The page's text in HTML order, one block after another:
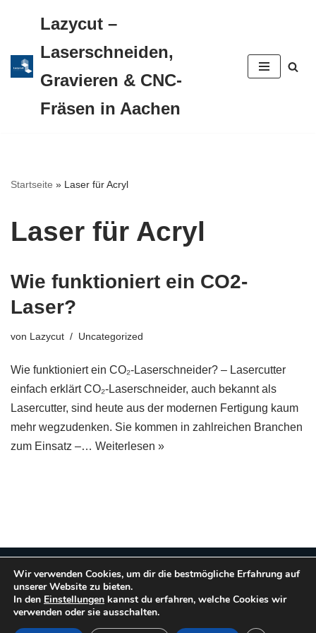
Inhalt
springen
Lazycut –
Laserschneiden,
Gravieren & CNC-
Fräsen in Aachen
Startseite » Laser für Acryl
Laser für Acryl
Wie funktioniert ein CO2-
Laser?
von Lazycut Uncategorized
Wie funktioniert ein CO₂-Laserschneider? – Lasercutter
einfach erklärt CO₂-Laserschneider, auch bekannt als
Lasercutter, sind heute aus der modernen Fertigung kaum
mehr wegzudenken. Sie kommen in zahlreichen Branchen
zum Einsatz –… Weiterlesen »
Präziser Laserzuschnitt für Architektur, Modellbau &
Unternehmen
Kontakt
Impressum Downloads Ratgeber
Wir verwenden Cookies, um dir die bestmögliche Erfahrung auf
unserer Website zu bieten.
In den Einstellungen kannst du erfahren, welche Cookies wir
verwenden oder sie ausschalten.